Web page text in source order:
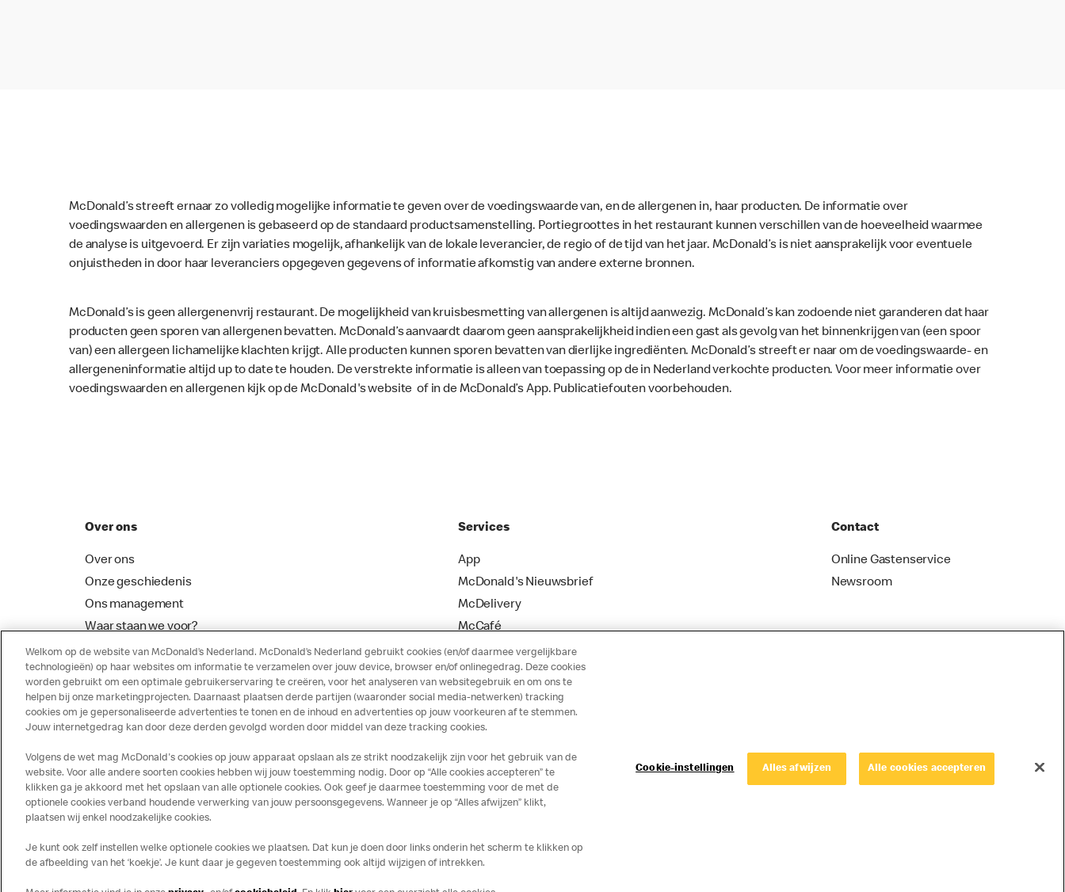
McDonald’s streeft ernaar zo volledig mogelijke informatie te geven over de voedingswaarde van, en de allergenen in, haar producten. De informatie over
voedingswaarden en allergenen is gebaseerd op de standaard productsamenstelling. Portiegroottes in het restaurant kunnen verschillen van de hoeveelheid waarmee
de analyse is uitgevoerd. Er zijn variaties mogelijk, afhankelijk van de lokale leverancier, de regio of de tijd van het jaar. McDonald’s is niet aansprakelijk voor eventuele
onjuistheden in door haar leveranciers opgegeven gegevens of informatie afkomstig van andere externe bronnen.
McDonald’s is geen allergenenvrij restaurant. De mogelijkheid van kruisbesmetting van allergenen is altijd aanwezig. McDonald’s kan zodoende niet garanderen dat haar
producten geen sporen van allergenen bevatten. McDonald’s aanvaardt daarom geen aansprakelijkheid indien een gast als gevolg van het binnenkrijgen van (een spoor
van) een allergeen lichamelijke klachten krijgt. Alle producten kunnen sporen bevatten van dierlijke ingrediënten. McDonald’s streeft er naar om de voedingswaarde- en
allergeneninformatie altijd up to date te houden. De verstrekte informatie is alleen van toepassing op de in Nederland verkochte producten. Voor meer informatie over
voedingswaarden en allergenen kijk op de McDonald's website of in de McDonald’s App. Publicatiefouten voorbehouden.
Over ons
Over ons
Onze geschiedenis
Ons management
Waar staan we voor?
McDonalds Franchising
Services
App
McDonald's Nieuwsbrief
McDelivery
McCafé
Contact
Online Gastenservice
Newsroom
Disclaimer Privacy Cookies
Welkom op de website van McDonald’s Nederland. McDonald’s Nederland gebruikt cookies (en/of daarmee vergelijkbare
technologieën) op haar websites om informatie te verzamelen over jouw device, browser en/of onlinegedrag. Deze cookies
worden gebruikt om een optimale gebruikerservaring te creëren, voor het analyseren van websitegebruik en om ons te
helpen bij onze marketingprojecten. Daarnaast plaatsen derde partijen (waaronder social media-netwerken) tracking
cookies om je gepersonaliseerde advertenties te tonen en de inhoud en advertenties op jouw voorkeuren af te stemmen.
Jouw internetgedrag kan door deze derden gevolgd worden door middel van deze tracking cookies.
Volgens de wet mag McDonald's cookies op jouw apparaat opslaan als ze strikt noodzakelijk zijn voor het gebruik van de
website. Voor alle andere soorten cookies hebben wij jouw toestemming nodig. Door op “Alle cookies accepteren” te
klikken ga je akkoord met het opslaan van alle optionele cookies. Ook geef je daarmee toestemming voor de met de
optionele cookies verband houdende verwerking van jouw persoonsgegevens. Wanneer je op “Alles afwijzen” klikt,
plaatsen wij enkel noodzakelijke cookies.
Je kunt ook zelf instellen welke optionele cookies we plaatsen. Dat kun je doen door links onderin het scherm te klikken op
de afbeelding van het ‘koekje’. Je kunt daar je gegeven toestemming ook altijd wijzigen of intrekken.
Cookie-instellingen Alles afwijzen Alle cookies accepteren